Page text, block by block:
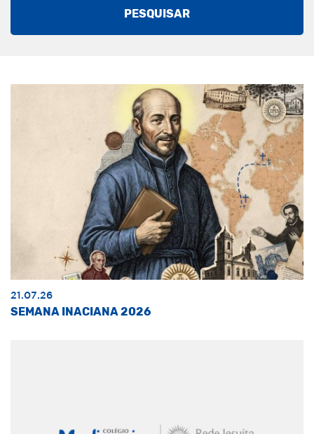
PESQUISAR
21.07.26
SEMANA INACIANA 2026